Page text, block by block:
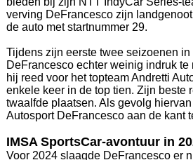
verving DeFrancesco zijn
de auto met startnummer 29.
Tijdens zijn eerste twee seizoenen
DeFrancesco echter weinig indruk te
hij reed voor het topteam Andretti
enkele keer in de top tien. Zijn beste
twaalfde plaatsen. Als gevolg
Autosport DeFrancesco aan de kant
IMSA SportsCar-avontuur in
Voor 2024 slaagde DeFrancesco er